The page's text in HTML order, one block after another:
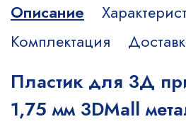
Описание
Комплектация
Пластик для 3Д
1,75 мм 3DMall